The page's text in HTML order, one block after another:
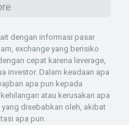
dengan informasi pasar
exchange yang berisiko
cepat karena leverage,
investor. Dalam keadaan apa
apa pun kepada
atau kerusakan apa
disebabkan oleh, akibat
apa pun.